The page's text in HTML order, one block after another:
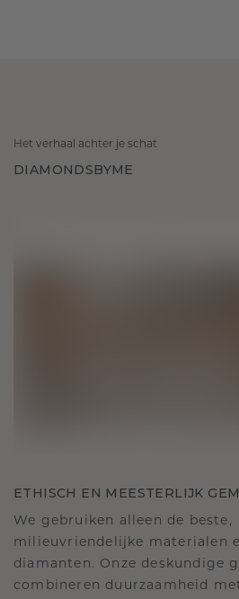
Het verhaal achter je schat
DIAMONDSBYME
ETHISCH EN MEESTERLIJK
We gebruiken alleen de beste,
milieuvriendelijke materialen
diamanten. Onze deskundige
combineren duurzaamheid